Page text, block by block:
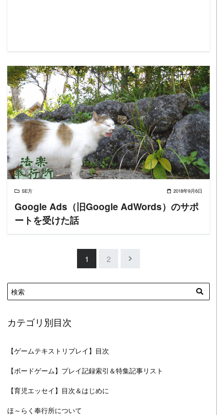
READ MORE
SE方 2018年9月6日
Google Ads（旧Google AdWords）のサポ
ートを受けた話
1 2
カテゴリ別目次
【ゲームテキストリプレイ】目次
【ボードゲーム】プレイ記録索引＆特集記事リスト
【育児エッセイ】目次＆はじめに
ほ～らく奉行所について